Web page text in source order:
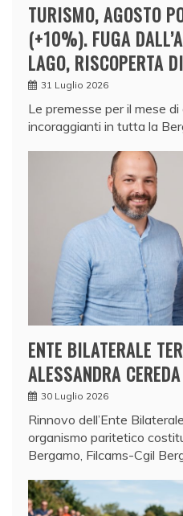
TURISMO, AGOSTO
(+10%). FUGA
LAGO, RISCOPERTA
31 Luglio 2026
Le premesse per il mese
incoraggianti in tutta la
ENTE BILATERALE
ALESSANDRA
30 Luglio 2026
Rinnovo dell’Ente
organismo paritetico
Bergamo, Filcams-Cgil